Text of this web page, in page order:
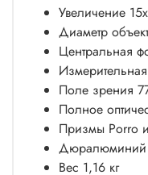
Увеличение 15х
Диаметр
Центральная
Поле зрения
Полное
Призмы Porro
Дюралюминий
Вес 1,16 кг